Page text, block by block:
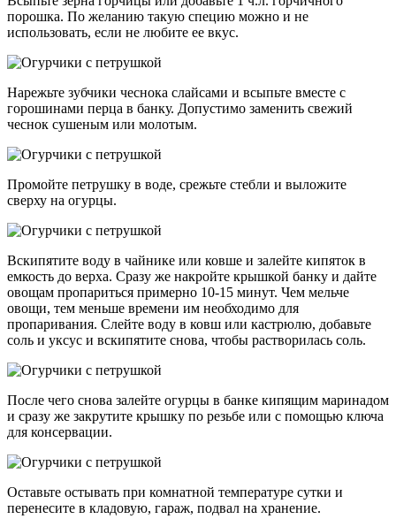
порошка. По желанию такую специю можно и не
использовать, если не любите ее вкус.
Нарежьте зубчики чеснока слайсами и всыпьте вместе с
горошинами перца в банку. Допустимо заменить свежий
чеснок сушеным или молотым.
Промойте петрушку в воде, срежьте стебли и выложите
сверху на огурцы.
Вскипятите воду в чайнике или ковше и залейте кипяток в
емкость до верха. Сразу же накройте крышкой банку и дайте
овощам пропариться примерно 10-15 минут. Чем мельче
овощи, тем меньше времени им необходимо для
пропаривания. Слейте воду в ковш или кастрюлю, добавьте
соль и уксус и вскипятите снова, чтобы растворилась соль.
После чего снова залейте огурцы в банке кипящим маринадом
и сразу же закрутите крышку по резьбе или с помощью ключа
для консервации.
Оставьте остывать при комнатной температуре сутки и
перенесите в кладовую, гараж, подвал на хранение.